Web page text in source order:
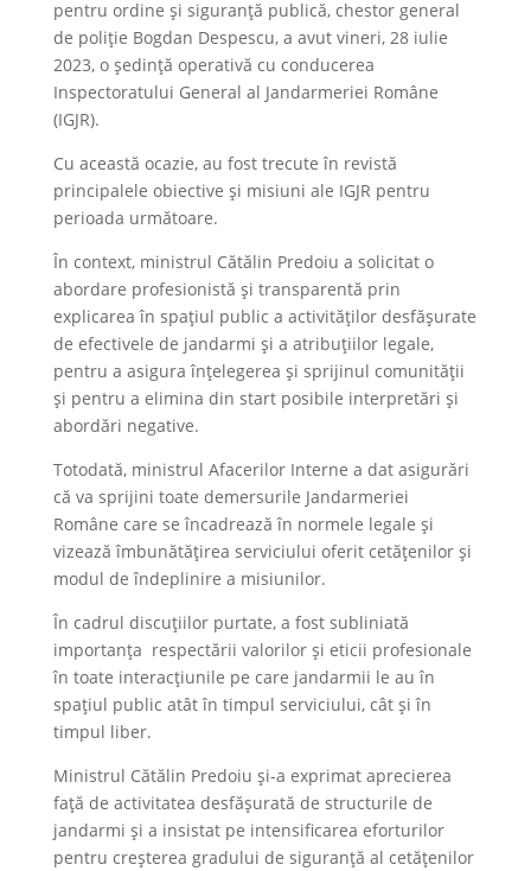
pentru ordine și siguranță publică, chestor general
de poliție Bogdan Despescu, a avut vineri, 28 iulie
2023, o ședință operativă cu conducerea
Inspectoratului General al Jandarmeriei Române
(IGJR).
Cu această ocazie, au fost trecute în revistă
principalele obiective și misiuni ale IGJR pentru
perioada următoare.
În context, ministrul Cătălin Predoiu a solicitat o
abordare profesionistă și transparentă prin
explicarea în spațiul public a activităților desfășurate
de efectivele de jandarmi și a atribuțiilor legale,
pentru a asigura înțelegerea și sprijinul comunității
și pentru a elimina din start posibile interpretări și
abordări negative.
Totodată, ministrul Afacerilor Interne a dat asigurări
că va sprijini toate demersurile Jandarmeriei
Române care se încadrează în normele legale și
vizează îmbunătățirea serviciului oferit cetățenilor și
modul de îndeplinire a misiunilor.
În cadrul discuțiilor purtate, a fost subliniată
importanța respectării valorilor și eticii profesionale
în toate interacțiunile pe care jandarmii le au în
spațiul public atât în timpul serviciului, cât și în
timpul liber.
Ministrul Cătălin Predoiu și-a exprimat aprecierea
față de activitatea desfășurată de structurile de
jandarmi și a insistat pe intensificarea eforturilor
pentru creșterea gradului de siguranță al cetățenilor